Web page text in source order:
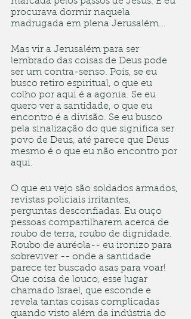
procurava dormir naquela
madrugada em plena Jerusalém...
Mas vir a Jerusalém para ser
lembrado das coisas de Deus pode
ser um contra-senso. Pois, se eu
busco retiro espiritual, o que eu
colho por aqui é a agonia. Se eu
quero ver a santidade, o que eu
encontro é a divisão. Se eu busco
pela sinalização do que significa ser
povo de Deus, até parece que Deus
mesmo é o que eu não encontro por
aqui.
O que eu vejo são soldados armados,
revistas policiais irritantes,
perguntas desconfiadas. Eu ouço
pessoas compartilharem acerca de
roubo de terra, roubo de dignidade.
Roubo de auréola-- eu ironizo para
sobreviver -- onde a santidade
parece ter buscado asas para voar!
Que coisa de louco, esse lugar
chamado Israel, que esconde e
revela tantas coisas complicadas
quando visto além da indústria do